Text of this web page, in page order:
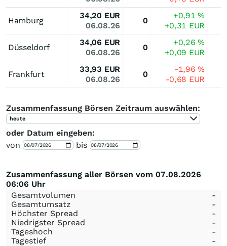
Hamburg
34,20 EUR
06.08.26
0
+0,91%
+0,31 EUR
Düsseldorf
34,06 EUR
06.08.26
0
+0,26%
+0,09 EUR
Frankfurt
33,93 EUR
06.08.26
0
-1,96%
-0,68 EUR
Zusammenfassung Börsen Zeitraum auswählen:
heute
oder Datum eingeben:
von
bis
Zusammenfassung aller Börsen vom 07.08.2026
06:06 Uhr
Gesamtvolumen
-
Gesamtumsatz
-
Höchster Spread
-
Niedrigster Spread
-
Tageshoch
-
Tagestief
-